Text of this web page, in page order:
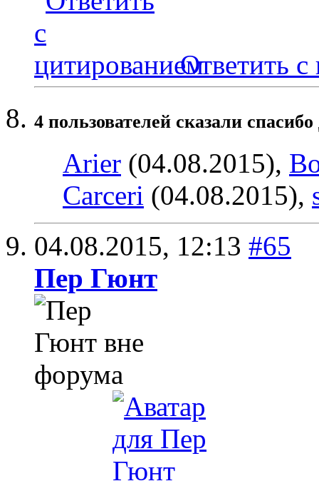
Ответить с
4 пользователей сказали
Arier (04.08.2015),
Carceri (04.08.2015),
04.08.2015, 12:13 #65
Пер Гюнт